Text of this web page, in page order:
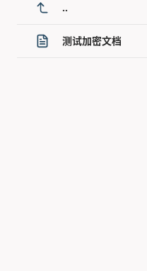
..
测试加密文档